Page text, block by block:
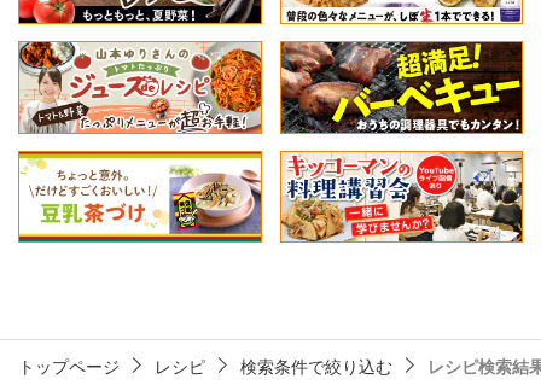
トップページ レシピ 検索条件で絞り込む レシピ検索結